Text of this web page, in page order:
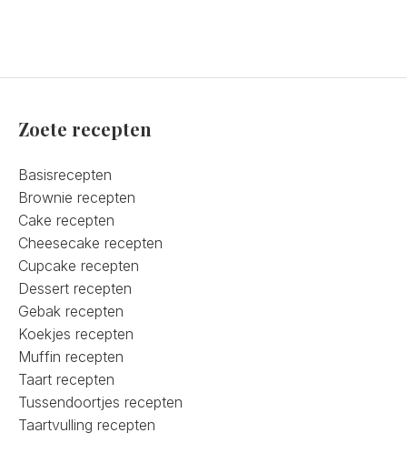
Zoete recepten
Basisrecepten
Brownie recepten
Cake recepten
Cheesecake recepten
Cupcake recepten
Dessert recepten
Gebak recepten
Koekjes recepten
Muffin recepten
Taart recepten
Tussendoortjes recepten
Taartvulling recepten